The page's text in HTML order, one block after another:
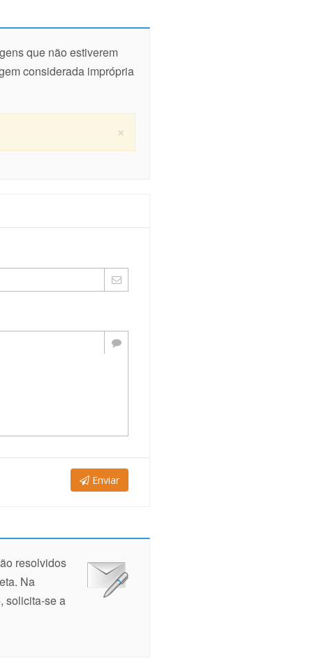
que não estiverem
considerada imprópria
×
Enviar
resolvidos
Na
solicita-se a